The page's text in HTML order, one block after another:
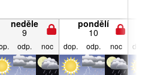
neděle
9
pondělí
10
odp. noc dop. odp. noc